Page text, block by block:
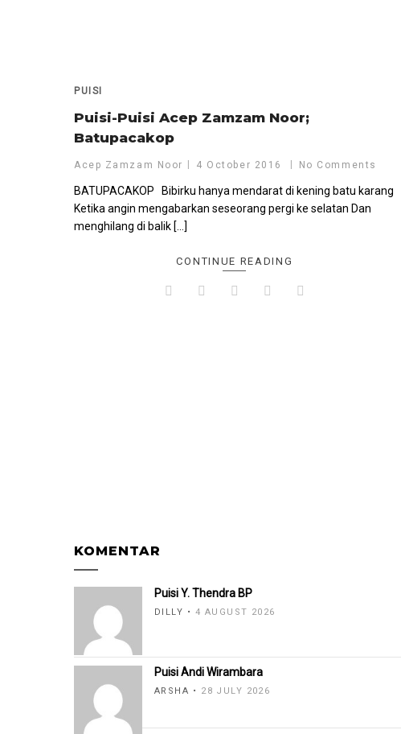
PUISI
Puisi-Puisi Acep Zamzam Noor;
Batupacakop
Acep Zamzam Noor 4 October 2016 No Comments
BATUPACAKOP Bibirku hanya mendarat di kening batu karang
Ketika angin mengabarkan seseorang pergi ke selatan Dan
menghilang di balik […]
CONTINUE READING
KOMENTAR
Puisi Y. Thendra BP
DILLY 4 AUGUST 2026
Puisi Andi Wirambara
ARSHA 28 JULY 2026